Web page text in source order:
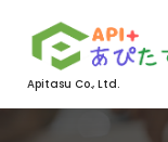
ツ
Apitasu Co., Ltd.